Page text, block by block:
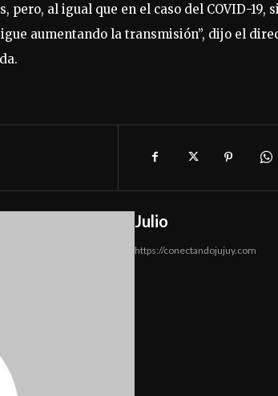
pero, al igual que en el caso del COVID-19,
aumentando la transmisión”, dijo el
Julio
https://conectandojujuy.com